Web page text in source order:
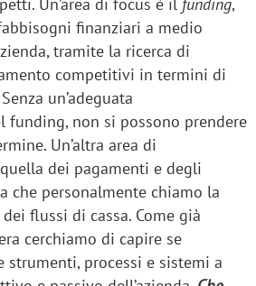
Un’area di focus è il funding,
finanziari a medio
tramite la ricerca di
competitivi in termini di
un’adeguata
funding, non si possono prendere
Un’altra area di
dei pagamenti e degli
che personalmente chiamo la
flussi di cassa. Come già
cerchiamo di capire se
strumenti, processi e sistemi a